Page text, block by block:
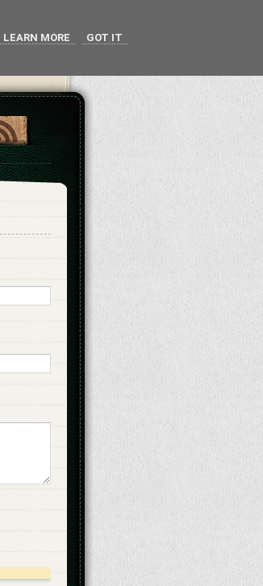
LEARN MORE GOT IT